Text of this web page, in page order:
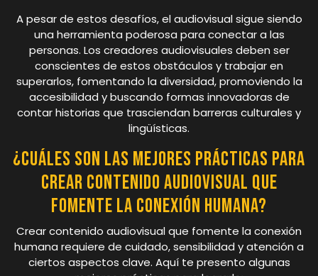
A pesar de estos desafíos, el audiovisual sigue siendo
una herramienta poderosa para conectar a las
personas. Los creadores audiovisuales deben ser
conscientes de estos obstáculos y trabajar en
superarlos, fomentando la diversidad, promoviendo la
accesibilidad y buscando formas innovadoras de
contar historias que trasciendan barreras culturales y
lingüísticas.
¿Cuáles son las mejores prácticas para
crear contenido audiovisual que
fomente la conexión humana?
Crear contenido audiovisual que fomente la conexión
humana requiere de cuidado, sensibilidad y atención a
ciertos aspectos clave. Aquí te presento algunas